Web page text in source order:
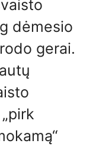
dėmesio
gerai.